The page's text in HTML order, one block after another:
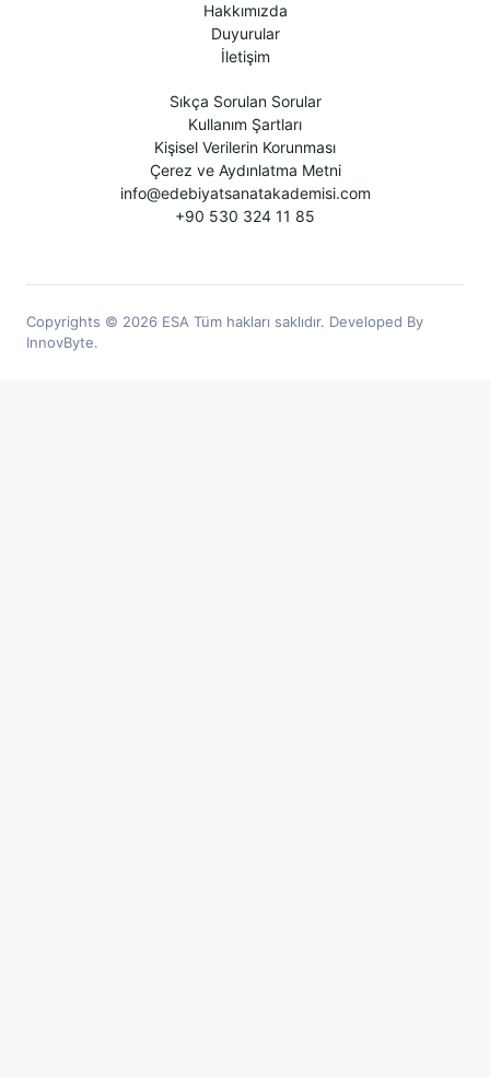
Hakkımızda
Duyurular
İletişim
Sıkça Sorulan Sorular
Kullanım Şartları
Kişisel Verilerin Korunması
Çerez ve Aydınlatma Metni
info@edebiyatsanatakademisi.com
+90 530 324 11 85
Copyrights © 2026 ESA Tüm hakları saklıdır. Developed By
InnovByte.